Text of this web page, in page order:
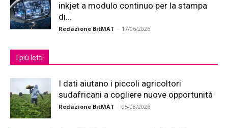
inkjet a modulo continuo per la stampa
di...
Redazione BitMAT - 17/06/2026
I più letti
I dati aiutano i piccoli agricoltori
sudafricani a cogliere nuove opportunità
Redazione BitMAT - 05/08/2026